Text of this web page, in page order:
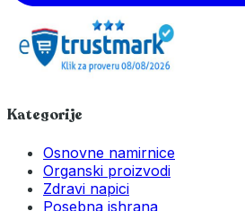
Kategorije
Osnovne namirnice
Organski proizvodi
Zdravi napici
Posebna ishrana